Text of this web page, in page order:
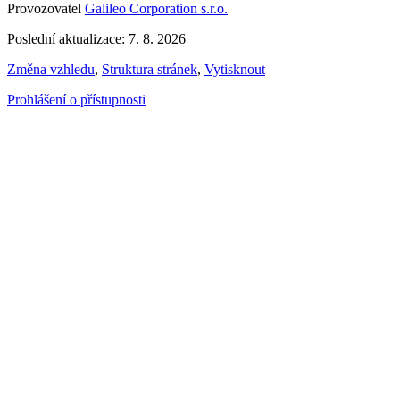
Provozovatel Galileo Corporation s.r.o.
Poslední aktualizace: 7. 8. 2026
Změna vzhledu, Struktura stránek, Vytisknout
Prohlášení o přístupnosti